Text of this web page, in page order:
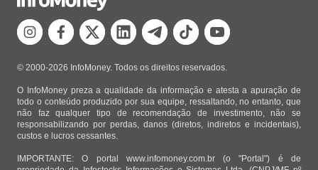
© 2000-2026 InfoMoney. Todos os direitos reservados.
O InfoMoney preza a qualidade da informação e atesta a apuração de
todo o conteúdo produzido por sua equipe, ressaltando, no entanto, que
não faz qualquer tipo de recomendação de investimento, não se
responsabilizando por perdas, danos (diretos, indiretos e incidentais),
custos e lucros cessantes.
IMPORTANTE: O portal www.infomoney.com.br (o "Portal") é de